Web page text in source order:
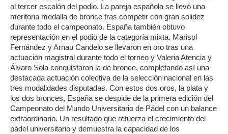
al tercer escalón del podio. La pareja española se llevó una
meritoria medalla de bronce tras competir con gran solidez
durante todo el campeonato. España también obtuvo
representación en el podio de la categoría mixta. Marisol
Fernández y Arnau Candelo se llevaron en oro tras una
actuación magistral durante todo el torneo y Valeria Atencia y
Álvaro Sola conquistaron la de bronce, completando así una
destacada actuación colectiva de la selección nacional en las
tres modalidades disputadas. Con estos dos oros, la plata y
los dos bronces, España se despide de la primera edición del
Campeonato del Mundo Universitario de Pádel con un balance
extraordinario. Un resultado que refuerza el crecimiento del
pádel universitario y demuestra la capacidad de los